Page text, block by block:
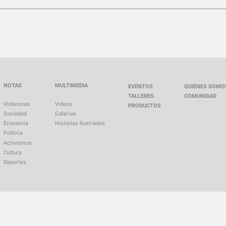
NOTAS
Violencias
Sociedad
Economía
Política
Activismos
Cultura
Deportes
MULTIMEDIA
Videos
Galerias
Historias Ilustradas
EVENTOS
TALLERES
PRODUCTOS
QUIÉNES
COMUNIDAD